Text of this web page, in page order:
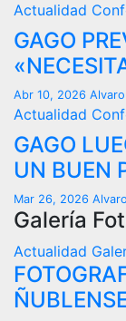
Actualidad
GAGO
Abr 10, 2026
Actualidad
GAGO
UN BUEN
Mar 26, 2026
Galería
Actualidad